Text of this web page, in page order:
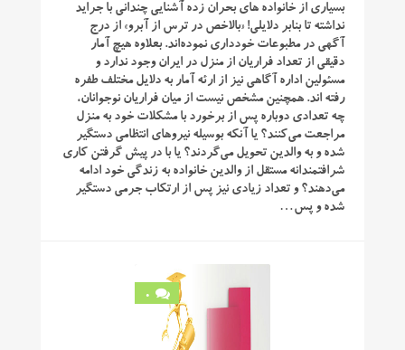
بسیاری از خانواده‌ های بحران زده آشنایی چندانی با جراید
نداشته تا بنابر دلایلی! «بالاخص در ترس از آبرو» از درج
آگهی در مطبوعات خودداری نموده‌اند. بعلاوه هیچ آمار
دقیقی از تعداد فراریان از منزل در ایران وجود ندارد و
مسئولین اداره آگاهی نیز از ارئه آمار به دلایل مختلف طفره
رفته ‌اند. همچنین مشخص نیست از میان فراریان نوجوانان،
چه تعدادی دوباره پس از برخورد با مشکلات خود به منزل
مراجعت می‌کنند؟ یا آنکه بوسیله نیروهای انتظامی دستگیر
شده و به والدین تحویل می‌گردند؟ یا با در پیش گرفتن کاری
شرافتمندانه مستقل از والدین خانواده به زندگی خود ادامه
می‌دهند؟ و تعداد زیادی نیز پس از ارتکاب جرمی دستگیر
شده و پس…
0